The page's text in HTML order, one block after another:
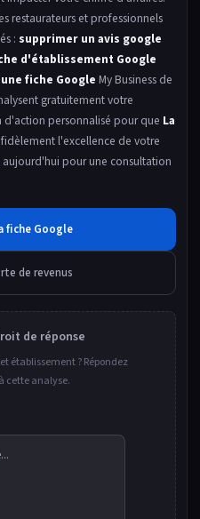
restaurateurs et professionnels
: supprimer un avis google
d'établissement Google
fiche Google My Business de
gratuitement votre
personnalisé pour que La
l'excellence de votre
pour une consultation
fiche Google
de revenus
de réponse
établissement ? Répondez
cette analyse.